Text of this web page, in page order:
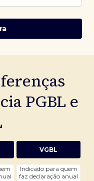
PGBL e
VGBL
Indicado para quem
faz declaração anual